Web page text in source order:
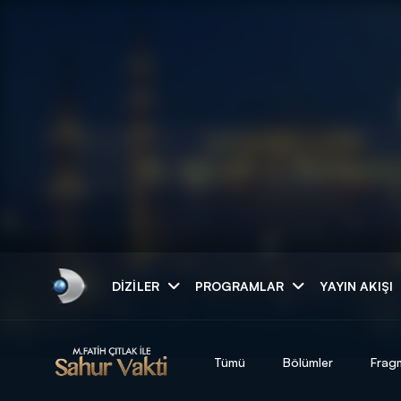
DIZILER PROGRAMLAR YAYIN AKIŞI
Tümü Bölümler